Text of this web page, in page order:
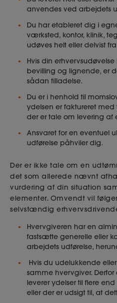
anvendes ved arbejdets
Du har etableret dig i
værksted, kontor, klinik,
udøves helt eller delvist
Hvis din
bevilling og lignende, er
sådan tilladelse.
Du er i henhold til
ydelsen er faktureret
der er tale om levering af
Ansvaret for en eventuel
udførelse påhviler dig.
Der er ikke tale om en
det som allerede nævnt
vurdering af din situation
elementer. Omvendt vil
selvstændig
Hvervgiveren har en
fastsætte generelle eller
arbejdets udførelse,
Hvis du udelukkende
samme hvervgiver.
leverer ydelser til flere
eller der er udsigt til, at